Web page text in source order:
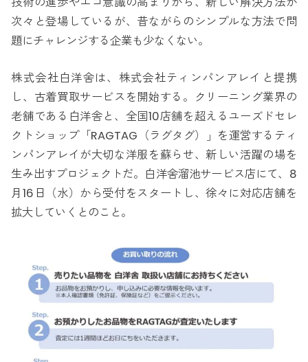
次々と登場しているが、昔ながらのシンプルな方法で問
題にチャレンジする企業も少なくない。
株式会社白洋舍は、株式会社ティンパンアレイと提携
し、古着買取サービスを開始する。クリーニング業界の
老舗である白洋舎と、全国10店舗を超えるユーズドセレ
クトショップ「RAGTAG（ラグタグ）」を運営するティ
ンパンアレイが大切な洋服を蘇らせ、新しい活躍の場を
生み出すプロジェクトだ。白洋舍溜池サービス店にて、8
月16日（水）から受付をスタートし、徐々に対応店舗を
拡大していくとのこと。